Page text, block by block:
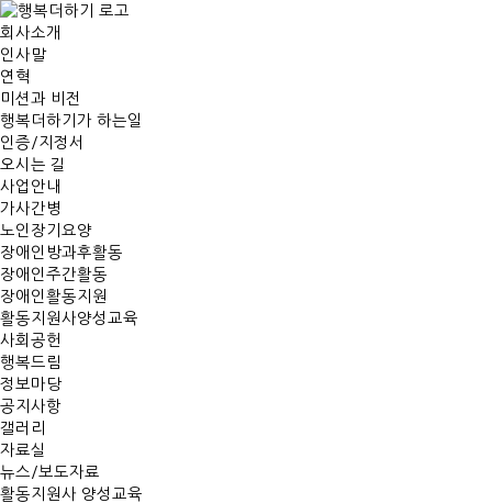
회사소개
인사말
연혁
미션과 비전
행복더하기가 하는일
인증/지정서
오시는 길
사업안내
가사간병
노인장기요양
장애인방과후활동
장애인주간활동
장애인활동지원
활동지원사양성교육
사회공헌
행복드림
정보마당
공지사항
갤러리
자료실
뉴스/보도자료
활동지원사 양성교육